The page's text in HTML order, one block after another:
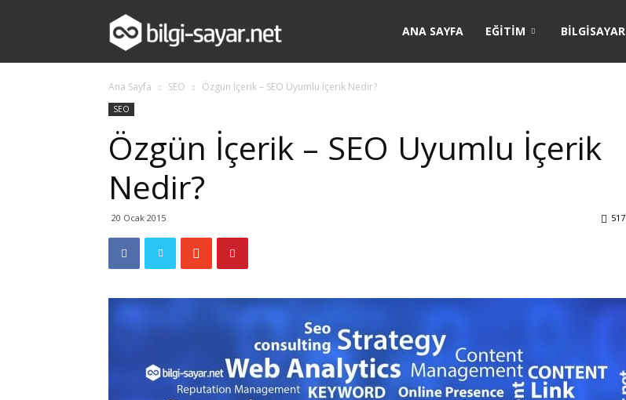
sayar.net
ANA SAYFA EĞITIM BILGISAYAR
Ana Sayfa SEO Özgün İçerik – SEO Uyumlu İçerik Nedir?
SEO
Özgün İçerik – SEO Uyumlu İçerik
Nedir?
20 Ocak 2015 517